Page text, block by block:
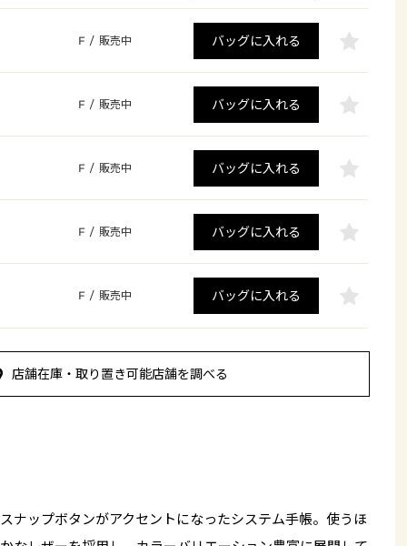
F / 販売中 バッグに入れる
F / 販売中 バッグに入れる
F / 販売中 バッグに入れる
F / 販売中 バッグに入れる
F / 販売中 バッグに入れる
店舗在庫・取り置き可能店舗を調べる
ナップボタンがアクセントになったシステム手帳。使うほ